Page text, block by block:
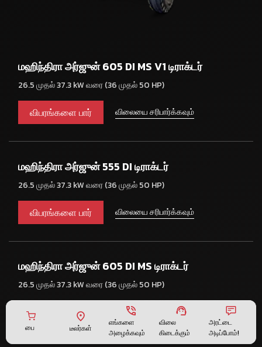
மஹிந்திரா அர்ஜுன் 605 DI MS V1 டிராக்டர்
26.5 முதல் 37.3 kW வரை (36 முதல் 50 HP)
விபரங்களை பார் விலையை சரிபார்க்கவும்
மஹிந்திரா அர்ஜுன் 555 DI டிராக்டர்
26.5 முதல் 37.3 kW வரை (36 முதல் 50 HP)
விபரங்களை பார் விலையை சரிபார்க்கவும்
மஹிந்திரா அர்ஜுன் 605 DI MS டிராக்டர்
26.5 முதல் 37.3 kW வரை (36 முதல் 50 HP)
விபரங்களை பார் விலையை சரிபார்க்கவும்
பை டீலர்கள்
எங்களை
அழைக்கவும்
விலை
கிடைக்கும்
அரட்டை
அடிப்போம்!
பை டீலர்கள்
எங்களை
அழைக்கவும்
விலை
கிடைக்கும்
அரட்டை
அடிப்போம்!